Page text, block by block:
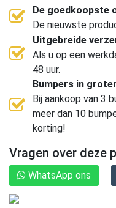
De goedkoopste
De nieuwste
Uitgebreide
Als u op een
48 uur.
Bumpers in
Bij aankoop van 3
meer dan 10
korting!
Vragen over deze
WhatsApp ons